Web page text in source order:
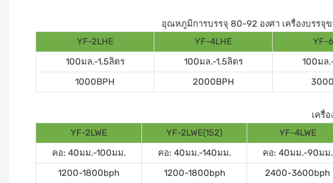
อุณหภูมิการบรรจุ 80-92 องศา เครื่องบรร
YF-2LHE
YF-4LHE YF-
100มล.-1.5ลิตร
100มล.-1.5ลิตร 100มล
1000BPH
2000BPH
เครื่
YF-2LWE
YF-2LWE(152) YF-4LWE
คอ: 40มม.-100มม.
คอ: 40มม.-140มม. คอ: 40มม.-90มม.
1200-1800bph
1200-1800bph 2400-3600bph